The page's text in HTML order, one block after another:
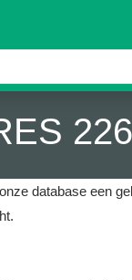
database een